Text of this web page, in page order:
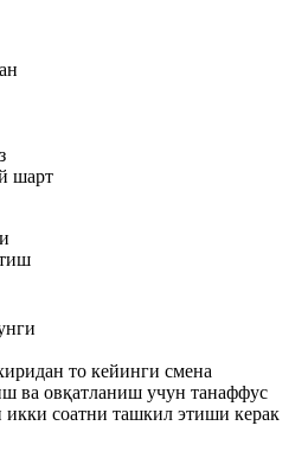
шарт
то кейинги смена
ва овқатланиш учун танаффус
икки соатни ташкил этиши керак